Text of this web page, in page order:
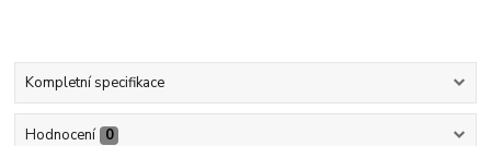
Kompletní specifikace
Hodnocení 0